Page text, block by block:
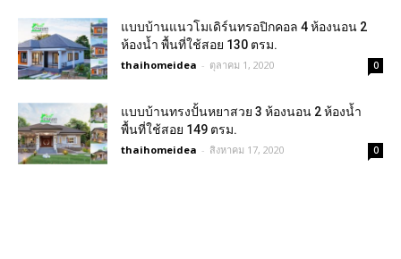
แบบบ้านแนวโมเดิร์นทรอปิกคอล 4 ห้องนอน 2
ห้องน้ำ พื้นที่ใช้สอย 130 ตรม.
thaihomeidea - ตุลาคม 1, 2020 0
แบบบ้านทรงปั้นหยาสวย 3 ห้องนอน 2 ห้องน้ำ
พื้นที่ใช้สอย 149 ตรม.
thaihomeidea - สิงหาคม 17, 2020 0